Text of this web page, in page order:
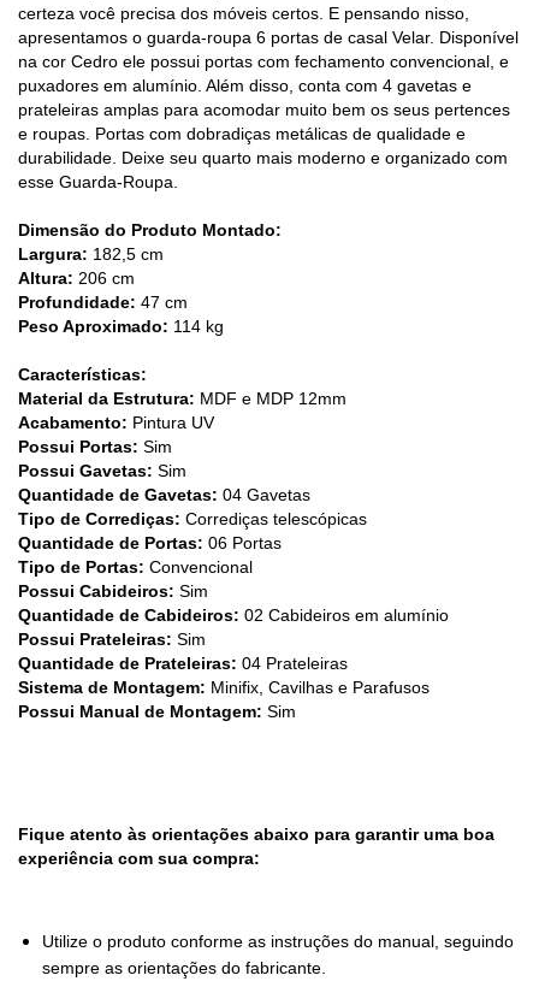
certeza você precisa dos móveis certos. E pensando nisso,
apresentamos o guarda-roupa 6 portas de casal Velar. Disponível
na cor Cedro ele possui portas com fechamento convencional, e
puxadores em alumínio. Além disso, conta com 4 gavetas e
prateleiras amplas para acomodar muito bem os seus pertences
e roupas. Portas com dobradiças metálicas de qualidade e
durabilidade. Deixe seu quarto mais moderno e organizado com
esse Guarda-Roupa.
Dimensão do Produto Montado:
Largura: 182,5 cm
Altura: 206 cm
Profundidade: 47 cm
Peso Aproximado: 114 kg
Características:
Material da Estrutura: MDF e MDP 12mm
Acabamento: Pintura UV
Possui Portas: Sim
Possui Gavetas: Sim
Quantidade de Gavetas: 04 Gavetas
Tipo de Corrediças: Corrediças telescópicas
Quantidade de Portas: 06 Portas
Tipo de Portas: Convencional
Possui Cabideiros: Sim
Quantidade de Cabideiros: 02 Cabideiros em alumínio
Possui Prateleiras: Sim
Quantidade de Prateleiras: 04 Prateleiras
Sistema de Montagem: Minifix, Cavilhas e Parafusos
Possui Manual de Montagem: Sim
Fique atento às orientações abaixo para garantir uma boa
experiência com sua compra:
Utilize o produto conforme as instruções do manual, seguindo
sempre as orientações do fabricante.